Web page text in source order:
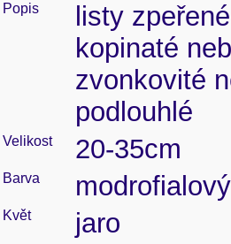
Popis
listy
kopinaté
zvonkovité
podlouhlé
Velikost 20-35cm
Barva modrofialový
Květ jaro